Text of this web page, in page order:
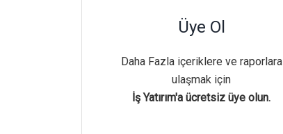
Üye Ol
Daha Fazla içeriklere ve raporlara
ulaşmak için
İş Yatırım'a ücretsiz üye olun.